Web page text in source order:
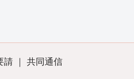
請 ｜ 共同通信